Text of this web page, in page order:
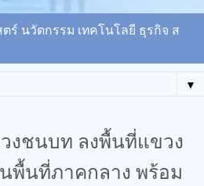
ร์ นวัตกรรม เทคโนโลยี ธุรกิจ ส
▼
งชนบท ลงพื้นที่แขวง
พื้นที่ภาคกลาง พร้อม